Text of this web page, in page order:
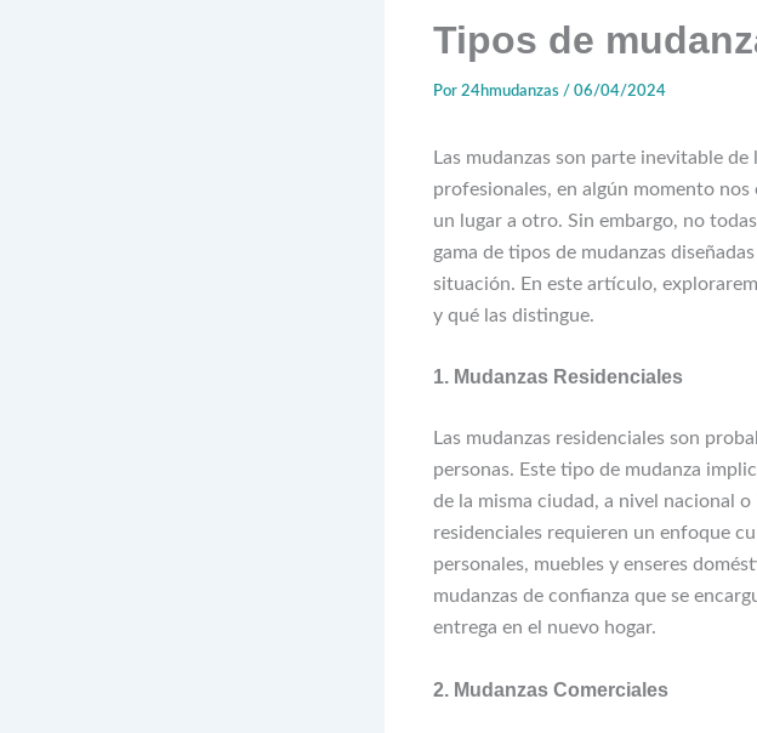
Tipos de
Por 24hmudanzas / 06/04/2024
Las mudanzas son parte inevitable
profesionales, en algún momento
un lugar a otro. Sin embargo, no
gama de tipos de mudanzas
situación. En este artículo,
y qué las distingue.
1. Mudanzas Residenciales
Las mudanzas residenciales son
personas. Este tipo de mudanza
de la misma ciudad, a nivel nacional
residenciales requieren un enfoque
personales, muebles y enseres
mudanzas de confianza que se
entrega en el nuevo hogar.
2. Mudanzas Comerciales